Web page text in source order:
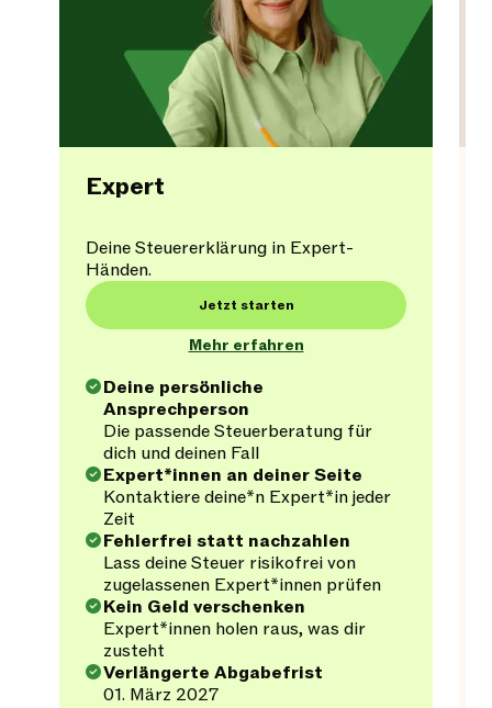
Expert
Deine Steuererklärung in Expert-
Händen.
Jetzt starten
Mehr erfahren
Deine persönliche
Ansprechperson
Die passende Steuerberatung für
dich und deinen Fall
Expert*innen an deiner Seite
Kontaktiere deine*n Expert*in jeder
Zeit
Fehlerfrei statt nachzahlen
Lass deine Steuer risikofrei von
zugelassenen Expert*innen prüfen
Kein Geld verschenken
Expert*innen holen raus, was dir
zusteht
Verlängerte Abgabefrist
01. März 2027